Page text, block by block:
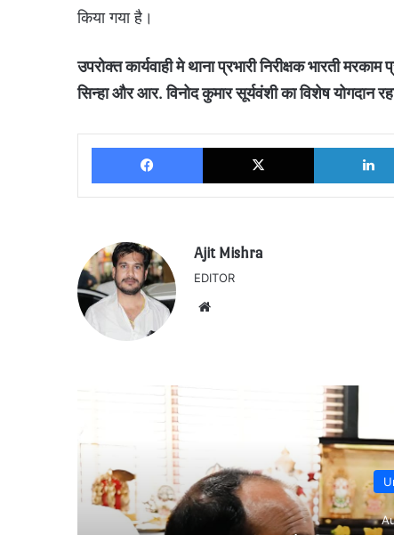
किया गया है।
उपरोक्त कार्यवाही मे थाना प्रभारी निरीक्षक भारती
सिन्हा और आर. विनोद कुमार सूर्यवंशी का विशेष योगदान
Facebook X
Ajit Mishra
EDITOR